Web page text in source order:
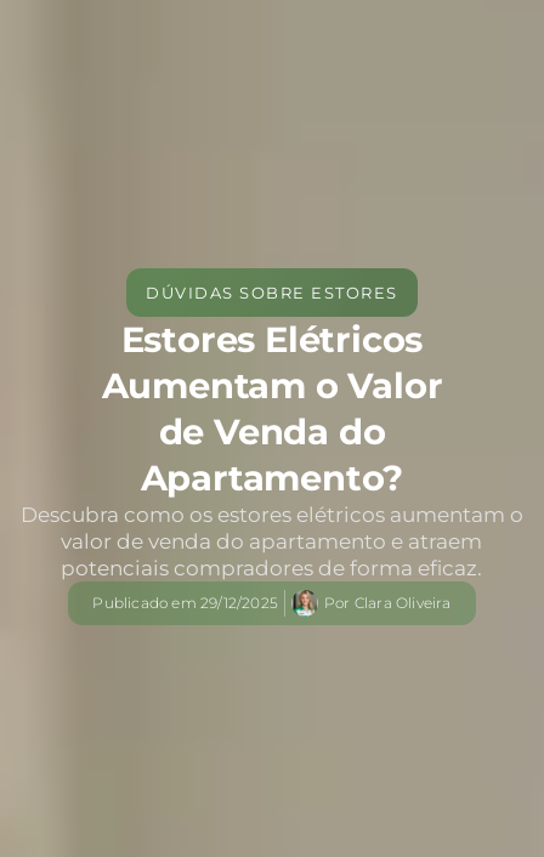
DÚVIDAS SOBRE ESTORES
Estores Elétricos
Aumentam o Valor
de Venda do
Apartamento?
Descubra como os estores elétricos aumentam o
valor de venda do apartamento e atraem
potenciais compradores de forma eficaz.
Publicado em 29/12/2025 Por Clara Oliveira